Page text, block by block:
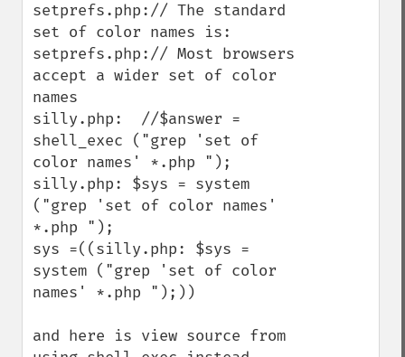
setprefs.php:// The standard
set of color names is:
setprefs.php:// Most browsers
accept a wider set of color
names
silly.php:  //$answer =
shell_exec ("grep 'set of
color names' *.php ");
silly.php: $sys = system
("grep 'set of color names'
*.php ");
sys =((silly.php: $sys =
system ("grep 'set of color
names' *.php ");))
and here is view source from